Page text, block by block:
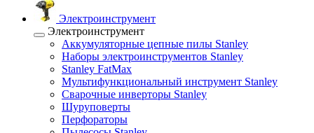
Электроинструмент
Электроинструмент
Аккумуляторные цепные пилы Stanley
Наборы электроинструментов Stanley
Stanley FatMax
Мультифункциональный инструмент Stanley
Сварочные инверторы Stanley
Шуруповерты
Перфораторы